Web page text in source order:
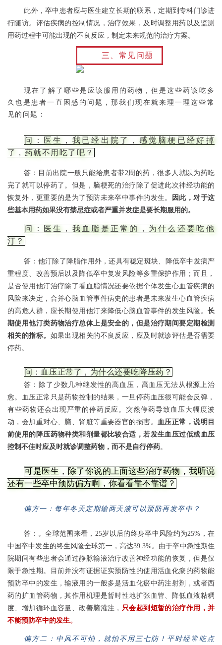
此外，卒中患者应与医生建立长期的联系，定期到专科门诊进
行随访。评估疾病的控制情况，治疗效果，及时调整用药以及监测
用药过程中可能出现的不良反应，制定未来规范的治疗方案。
三、常见问题
现在了解了哪些是应该服用的药物，但是这些药该吃多
久也是患者一直困惑的问题，那我们现在就来理一理这些常
见的问题：
问：医生，我已经出院了，感觉脑梗已经好掉
了，药就不用吃了吧？
答：目前出院一般只能给患者带2周的药，很多人就以为药吃
完了就可以停药了。但是，脑梗死的治疗除了促进此次神经功能的
恢复外，更重要的是为了预防未来卒中事件的发生。
因此，对于这
些基本用药如果没有禁忌症或者严重并发症是要长期服用的。
问：医生，我血脂是正常的，为什么还要吃他
汀？
答：他汀除了降脂作用外，还具有稳定斑块、降低卒中发病严
重程度、改善预后以及降低卒中复发风险等多重保护作用；而且，
是否使用他汀治疗除了看血脂情况还要依据个体发生心血管疾病的
风险来决定，合并心脑血管事件病史的患者是未来发生心血管疾病
的高危人群，应长期使用他汀来降低心脑血管事件的发生风险。长
期使用他汀类药物治疗总体上是安全的，但是治疗期间要定期检测
相关的指标。 如果出现相关的不良反应，应及时就诊评估是否需要
停药。
问：血压正常了，为什么还要吃降压药？
答：除了少数几种继发性的高血压，高血压无法从根源上治
愈。血压正常只是药物控制的结果，一旦停药血压很可能会反弹，
有些药物还会出现严重的停药反应。突然停药导致血压大幅度波
动，会加重对心、脑、肾脏等重要器官的损害。
血压正常，说明目
前使用的降压药物种类和剂量都比较合适，若发生血压过低或血压
控制不佳时应及时就诊调整药物，而不是自行停药。
可是医生，除了你说的上面这些治疗药物，我听说
还有一些卒中预防偏方啊，你看看靠不靠谱？
偏方一：每年冬天定期输两天液可以预防再发卒中？
答：。全球范围来看，25岁以后的终身卒中风险约为25%，在
中国卒中发生的终生风险全球第一，高达39.3%。由于卒中急性期住
院期间有些患者会通过静脉输液治疗改善神经功能的恢复，但是仅
限于急性期。目前并没有证据证实预防性的使用活血化瘀的药物能
预防卒中的发生，输液用的一般多是活血化瘀中药注射剂，或者西
药的扩血管药物，其作用机理是暂时性地扩张血管、降低血液粘稠
度、增加循环血容量、改善脑灌注， 只会起到短暂的治疗作用，并
不能预防卒中的发生。
偏方二：中风不可怕，就怕不用三七防！平时经常吃点